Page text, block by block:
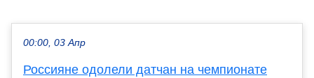
00:00, 03 Апр
Россияне одолели датчан на чемпионате